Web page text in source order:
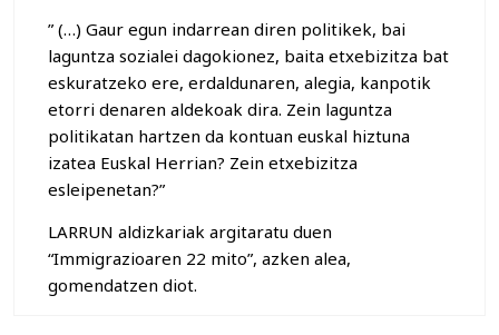
” (…) Gaur egun indarrean diren politikek, bai
laguntza sozialei dagokionez, baita etxebizitza bat
eskuratzeko ere, erdaldunaren, alegia, kanpotik
etorri denaren aldekoak dira. Zein laguntza
politikatan hartzen da kontuan euskal hiztuna
izatea Euskal Herrian? Zein etxebizitza
esleipenetan?”
LARRUN aldizkariak argitaratu duen
“Immigrazioaren 22 mito”, azken alea,
gomendatzen diot.